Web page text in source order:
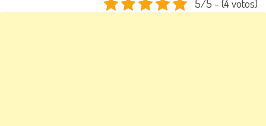
5/5 - (4 votos)